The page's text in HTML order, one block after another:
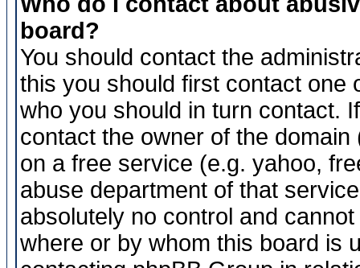
board?
You should contact the
this you should first contact one
who you should in turn contact.
contact the owner of the
on a free service (e.g. yahoo,
abuse department of that
absolutely no control and
where or by whom this board is